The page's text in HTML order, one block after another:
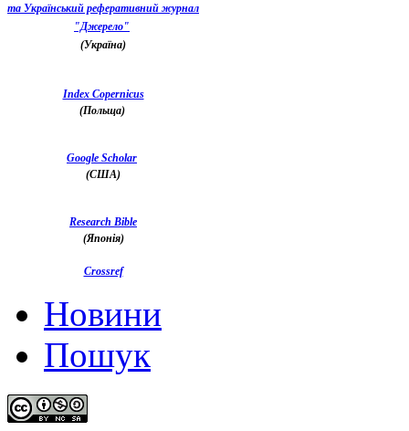
та Український реферативний журнал
"Джерело"
(Україна)
Index Copernicus
(Польща)
Google Scholar
(США)
Research Bible
(Японія)
Crossref
Новини
Пошук